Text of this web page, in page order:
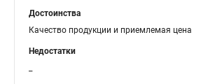
Достоинства
Качество продукции и приемлемая цена
Недостатки